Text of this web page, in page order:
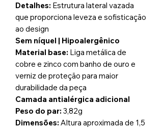
Detalhes: Estrutura lateral vazada
que proporciona leveza e sofisticação
ao design
Sem níquel | Hipoalergênico
Material base: Liga metálica de
cobre e zinco com banho de ouro e
verniz de proteção para maior
durabilidade da peça
Camada antialérgica adicional
Peso do par: 3,82g
Dimensões: Altura aproximada de 1,5